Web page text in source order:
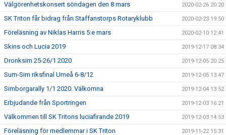
Välgörenhetskonsert söndagen den 8 mars 2020-02-26 20:20
SK Triton får bidrag från Staffanstorps Rotaryklubb 2020-02-23 19:50
Föreläsning av Niklas Harris 5:e mars 2020-02-10 12:41
Skins och Lucia 2019 2019-12-17 08:34
Dronksim 25-26/1 2020 2019-12-05 20:25
Sum-Sim riksfinal Umeå 6-8/12 2019-12-05 13:47
Simborgarally 1/1 2020. Välkomna 2019-12-04 13:52
Erbjudande från Sportringen 2019-12-03 16:21
Välkommen till SK Tritons luciafirande 2019 2019-12-03 14:53
Föreläsning för medlemmar i SK Triton 2019-11-22 15:31